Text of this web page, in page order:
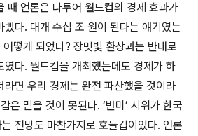
때 언론은 다투어 월드컵의 경제 효과가
빴다. 대개 수십 조 원이 된다는 얘기였는
떻게 되었나? 장밋빛 환상과는 반대로
였다. 월드컵을 개최했는데도 경제가 하
라면 우리 경제는 완전 파산했을 것이라
은 믿을 것이 못된다. ‘반미’ 시위가 한국
전망도 마찬가지로 호들갑이었다. 언론